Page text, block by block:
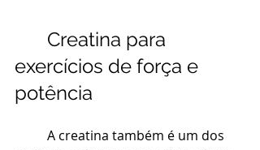
Creatina para
exercícios de força e
potência
A creatina também é um dos